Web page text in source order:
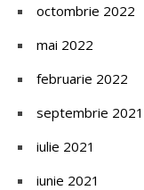
octombrie 2022
mai 2022
februarie 2022
septembrie 2021
iulie 2021
iunie 2021